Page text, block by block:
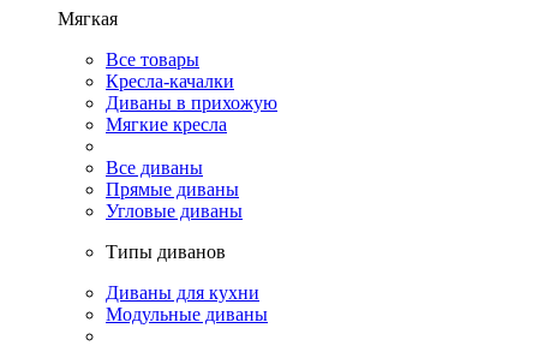
Мягкая
Все товары
Кресла-качалки
Диваны в прихожую
Мягкие кресла
Все диваны
Прямые диваны
Угловые диваны
Типы диванов
Диваны для кухни
Модульные диваны